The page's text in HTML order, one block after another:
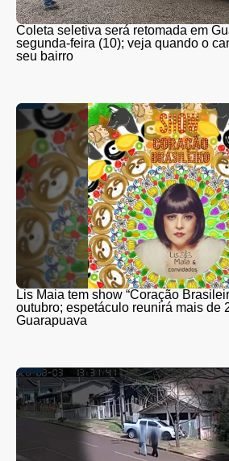
Coleta seletiva será retomada em
segunda-feira (10); veja quando o
seu bairro
Lis Maia tem show “Coração
outubro; espetáculo reunirá mais de
Guarapuava